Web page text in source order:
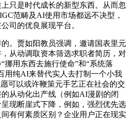
只是时代成长的新型东西。从而忽
范畴及AI使用市场都远不决型，
司的优良展现平台。
贾如阳教员强调，邀请国表里元
从动调取资本筛选求职者简历，对
挪用东西去施行使命”和“系统落
用纯AI来替代实人去打制一个小我
可以或许鞭策元手艺正在社会的交
从动化出产线（例如AI漫剧的闭
现断崖式下降，例如，强烈优先选
有何素质区别？企业用户正在现实